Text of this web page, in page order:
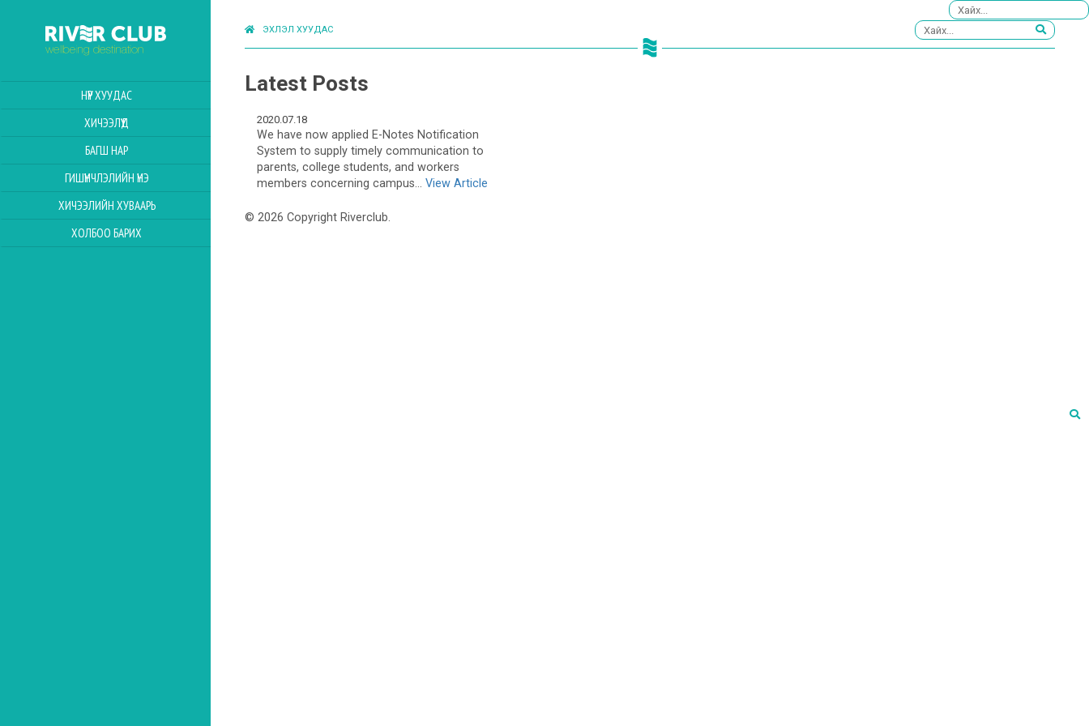
НҮҮР ХУУДАС
ХИЧЭЭЛҮҮД
БАГШ НАР
ГИШҮҮНЧЛЭЛИЙН ҮНЭ
ХИЧЭЭЛИЙН ХУВААРЬ
ХОЛБОО БАРИХ
ЭХЛЭЛ ХУУДАС
Latest Posts
2020.07.18
We have now applied E-Notes Notification
System to supply timely communication to
parents, college students, and workers
members concerning campus... View Article
© 2026 Copyright Riverclub.